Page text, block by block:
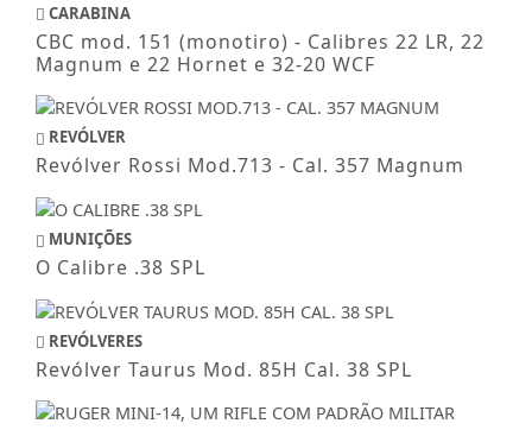
CARABINA
CBC mod. 151 (monotiro) - Calibres 22 LR, 22
Magnum e 22 Hornet e 32-20 WCF
REVÓLVER
Revólver Rossi Mod.713 - Cal. 357 Magnum
MUNIÇÕES
O Calibre .38 SPL
REVÓLVERES
Revólver Taurus Mod. 85H Cal. 38 SPL